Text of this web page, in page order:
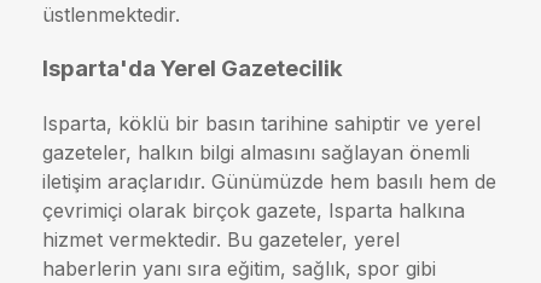
üstlenmektedir.
Isparta'da Yerel Gazetecilik
Isparta, köklü bir basın tarihine sahiptir ve yerel
gazeteler, halkın bilgi almasını sağlayan önemli
iletişim araçlarıdır. Günümüzde hem basılı hem de
çevrimiçi olarak birçok gazete, Isparta halkına
hizmet vermektedir. Bu gazeteler, yerel
haberlerin yanı sıra eğitim, sağlık, spor gibi